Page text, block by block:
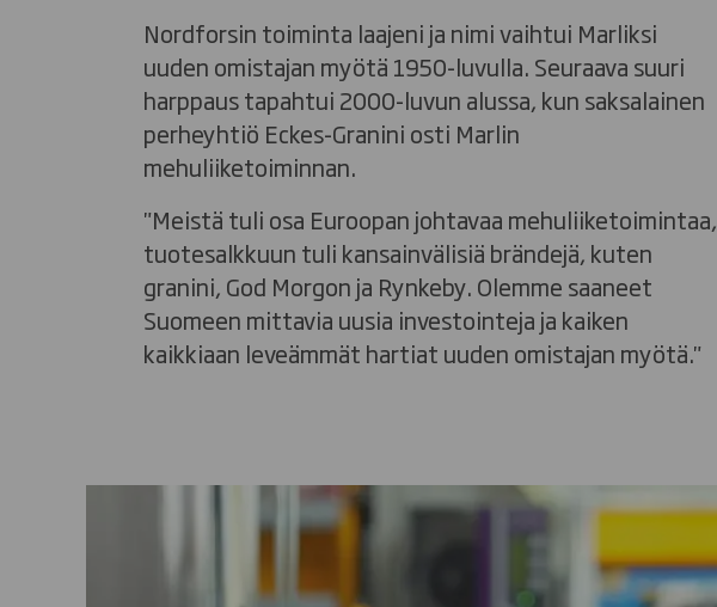
Nordforsin toiminta laajeni ja nimi vaihtui Marliksi
uuden omistajan myötä 1950-luvulla. Seuraava suuri
harppaus tapahtui 2000-luvun alussa, kun saksalainen
perheyhtiö Eckes-Granini osti Marlin
mehuliiketoiminnan.
"Meistä tuli osa Euroopan johtavaa mehuliiketoimintaa,
tuotesalkkuun tuli kansainvälisiä brändejä, kuten
granini, God Morgon ja Rynkeby. Olemme saaneet
Suomeen mittavia uusia investointeja ja kaiken
kaikkiaan leveämmät hartiat uuden omistajan myötä."